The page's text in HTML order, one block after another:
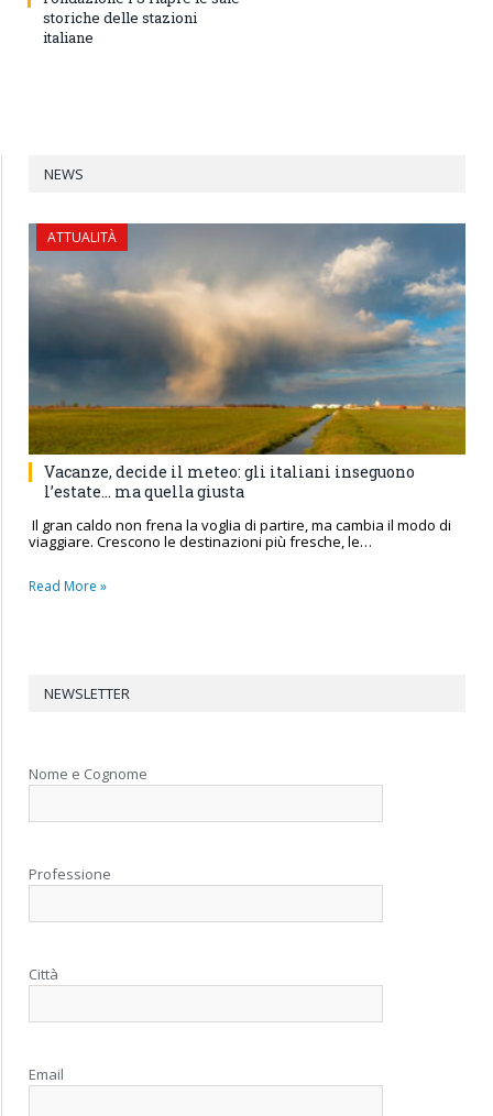
storiche delle stazioni
italiane
NEWS
ATTUALITÀ
Vacanze, decide il meteo: gli italiani inseguono
l’estate… ma quella giusta
Il gran caldo non frena la voglia di partire, ma cambia il modo di
viaggiare. Crescono le destinazioni più fresche, le…
Read More »
NEWSLETTER
Nome e Cognome
Professione
Città
Email